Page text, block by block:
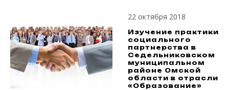
22 октября 2018
Изучение практики
социального
партнерства в
Седельниковском
муниципальном
районе Омской
области в отрасли
«Образование»